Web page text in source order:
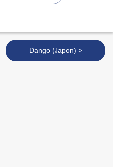
Dango (Japon) >